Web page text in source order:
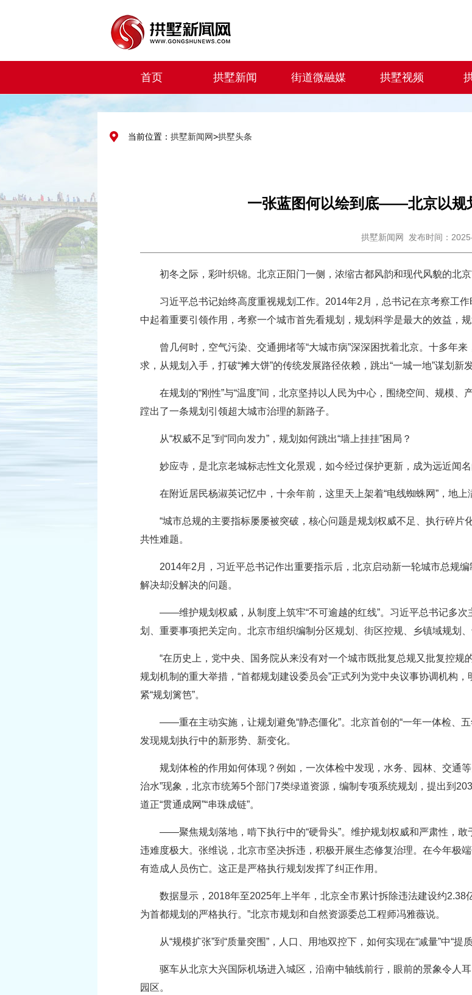
首页 拱墅新闻 街道微融媒 拱墅视频
当前位置： 拱墅新闻网>拱墅头条
一张蓝图何以绘到底——北京以规
拱墅新闻网 发布时间：
初冬之际，彩叶织锦。北京正阳门一侧，浓缩古都风韵和现代风貌的北
习近平总书记始终高度重视规划工作。2014年2月，总书记在京考察工
中起着重要引领作用，考察一个城市首先看规划，规划科学是最大的效益，
曾几何时，空气污染、交通拥堵等“大城市病”深深困扰着北京。十多年
求，从规划入手，打破“摊大饼”的传统发展路径依赖，跳出“一城一地”谋划新
在规划的“刚性”与“温度”间，北京坚持以人民为中心，围绕空间、规模
蹚出了一条规划引领超大城市治理的新路子。
从“权威不足”到“同向发力”，规划如何跳出“墙上挂挂”困局？
妙应寺，是北京老城标志性文化景观，如今经过保护更新，成为远近闻名
在附近居民杨淑英记忆中，十余年前，这里天上架着“电线蜘蛛网”，地上
“城市总规的主要指标屡屡被突破，核心问题是规划权威不足、执行碎
共性难题。
2014年2月，习近平总书记作出重要指示后，北京启动新一轮城市总规
解决却没解决的问题。
——维护规划权威，从制度上筑牢“不可逾越的红线”。习近平总书记多
划、重要事项把关定向。北京市组织编制分区规划、街区控规、乡镇域规划
“在历史上，党中央、国务院从来没有对一个城市既批复总规又批复控
规划机制的重大举措，“首都规划建设委员会”正式列为党中央议事协调机构
紧“规划篱笆”。
——重在主动实施，让规划避免“静态僵化”。北京首创的“一年一体检、
发现规划执行中的新形势、新变化。
规划体检的作用如何体现？例如，一次体检中发现，水务、园林、交通
治水”现象，北京市统筹5个部门7类绿道资源，编制专项系统规划，提出到
道正“贯通成网”“串珠成链”。
——聚焦规划落地，啃下执行中的“硬骨头”。维护规划权威和严肃性，敢
违难度极大。张维说，北京市坚决拆违，积极开展生态修复治理。在今年极
有造成人员伤亡。这正是严格执行规划发挥了纠正作用。
数据显示，2018年至2025年上半年，北京全市累计拆除违法建设约2.38
为首都规划的严格执行。”北京市规划和自然资源委总工程师冯雅薇说。
从“规模扩张”到“质量突围”，人口、用地双控下，如何实现在“减量”中“提质
驱车从北京大兴国际机场进入城区，沿南中轴线前行，眼前的景象令人
园区。